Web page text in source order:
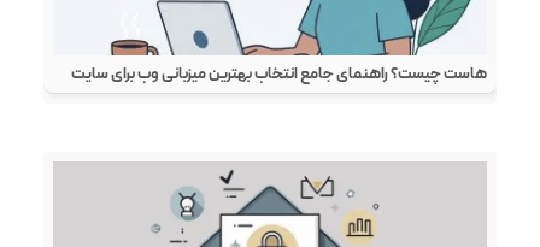
هاست چیست؟ راهنمای جامع انتخاب بهترین میزبانی وب برای سایت